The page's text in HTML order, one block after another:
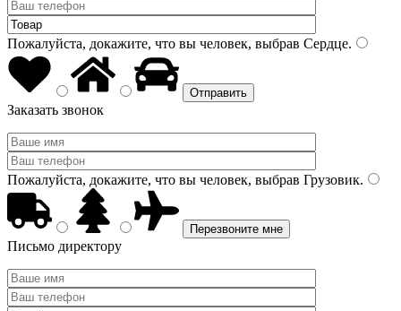
Пожалуйста, докажите, что вы человек, выбрав Сердце.
Заказать звонок
Пожалуйста, докажите, что вы человек, выбрав Грузовик.
Письмо директору